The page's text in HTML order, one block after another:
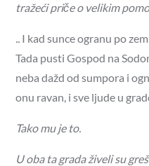
tražeći priče o velikim
.. I kad sunce ogranu po
Tada pusti Gospod na
neba dažd od sumpora i
onu ravan, i sve ljude u
Tako mu je to.
U oba ta grada živeli su